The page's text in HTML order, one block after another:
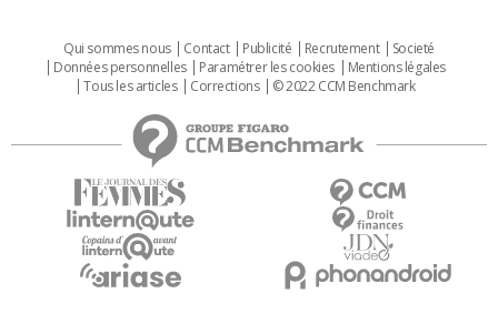
Qui sommes nous Contact Publicité Recrutement
Societé
Données personnelles
Paramétrer les cookies
Mentions légales
Tous les articles
Corrections © 2022 CCM Benchmark